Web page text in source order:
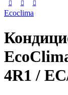
Ecoclima
4R1 /